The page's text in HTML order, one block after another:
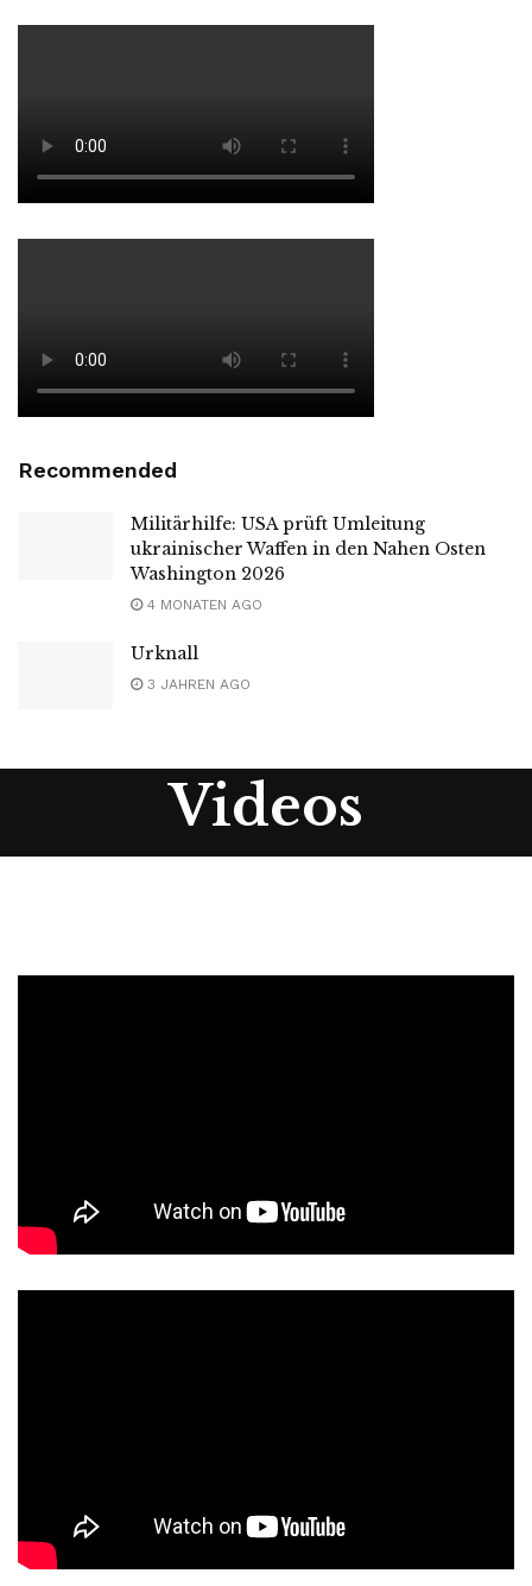
Recommended
Militärhilfe: USA prüft Umleitung
ukrainischer Waffen in den Nahen Osten
Washington 2026
4 MONATEN AGO
Urknall
3 JAHREN AGO
Videos